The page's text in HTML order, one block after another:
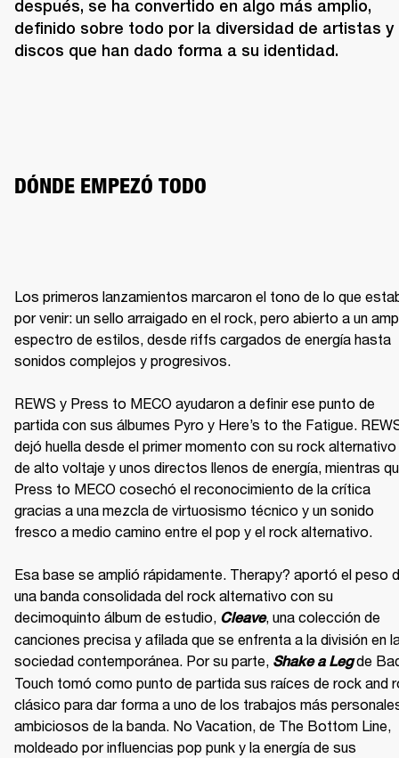
después, se ha convertido en algo más amplio,
definido sobre todo por la diversidad de artistas y
discos que han dado forma a su identidad.
DÓNDE EMPEZÓ TODO
Los primeros lanzamientos marcaron el tono de lo que
por venir: un sello arraigado en el rock, pero abierto a un
espectro de estilos, desde riffs cargados de energía hasta
sonidos complejos y progresivos.
REWS y Press to MECO ayudaron a definir ese punto de
partida con sus álbumes Pyro y Here’s to the Fatigue.
dejó huella desde el primer momento con su rock alternativo
de alto voltaje y unos directos llenos de energía, mientras
Press to MECO cosechó el reconocimiento de la crítica
gracias a una mezcla de virtuosismo técnico y un sonido
fresco a medio camino entre el pop y el rock alternativo.
Esa base se amplió rápidamente. Therapy? aportó el peso
una banda consolidada del rock alternativo con su
decimoquinto álbum de estudio, Cleave, una colección de
canciones precisa y afilada que se enfrenta a la división en
sociedad contemporánea. Por su parte, Shake a Leg de
Touch tomó como punto de partida sus raíces de rock and
clásico para dar forma a uno de los trabajos más
ambiciosos de la banda. No Vacation, de The Bottom Line,
moldeado por influencias pop punk y la energía de sus